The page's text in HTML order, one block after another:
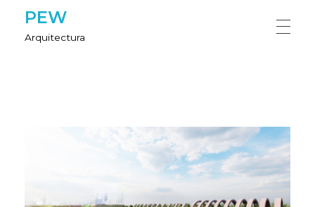
PEW
Arquitectura